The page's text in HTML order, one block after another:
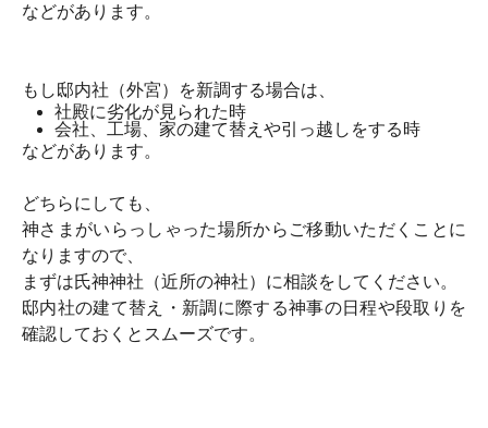
などがあります。
もし邸内社（外宮）を新調する場合は、
社殿に劣化が見られた時
会社、工場、家の建て替えや引っ越しをする時
などがあります。
どちらにしても、
神さまがいらっしゃった場所からご移動いただくことに
なりますので、
まずは氏神神社（近所の神社）に相談をしてください。
邸内社の建て替え・新調に際する神事の日程や段取りを
確認しておくとスムーズです。